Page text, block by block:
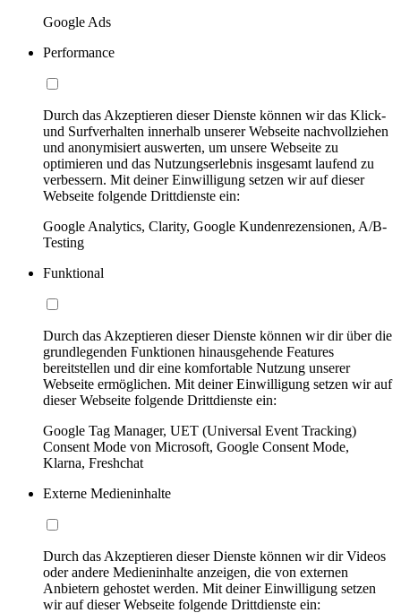
Google Ads
Performance
Durch das Akzeptieren dieser Dienste können wir das Klick-
und Surfverhalten innerhalb unserer Webseite nachvollziehen
und anonymisiert auswerten, um unsere Webseite zu
optimieren und das Nutzungserlebnis insgesamt laufend zu
verbessern. Mit deiner Einwilligung setzen wir auf dieser
Webseite folgende Drittdienste ein:
Google Analytics, Clarity, Google Kundenrezensionen, A/B-
Testing
Funktional
Durch das Akzeptieren dieser Dienste können wir dir über die
grundlegenden Funktionen hinausgehende Features
bereitstellen und dir eine komfortable Nutzung unserer
Webseite ermöglichen. Mit deiner Einwilligung setzen wir auf
dieser Webseite folgende Drittdienste ein:
Google Tag Manager, UET (Universal Event Tracking)
Consent Mode von Microsoft, Google Consent Mode,
Klarna, Freshchat
Externe Medieninhalte
Durch das Akzeptieren dieser Dienste können wir dir Videos
oder andere Medieninhalte anzeigen, die von externen
Anbietern gehostet werden. Mit deiner Einwilligung setzen
wir auf dieser Webseite folgende Drittdienste ein: